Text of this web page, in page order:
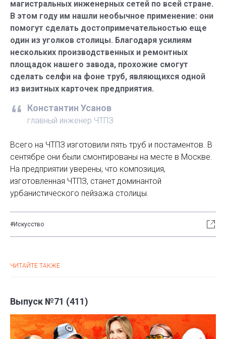
магистральных инженерных сетей по всей стране.
В этом году им нашли необычное применение: они
помогут сделать достопримечательностью еще
один из уголков столицы. Благодаря усилиям
нескольких производственных и ремонтных
площадок нашего завода, прохожие смогут
сделать селфи на фоне труб, являющихся одной
из визитных карточек предприятия.
Константин Усанов
главный инженер ЧТПЗ
Всего на ЧТПЗ изготовили пять труб и постаментов. В
сентябре они были смонтированы на месте в Москве.
На предприятии уверены, что композиция,
изготовленная ЧТПЗ, станет доминантой
урбанистического пейзажа ­столицы.
#Искусство
ЧИТАЙТЕ ТАКЖЕ
Выпуск №71 (411)